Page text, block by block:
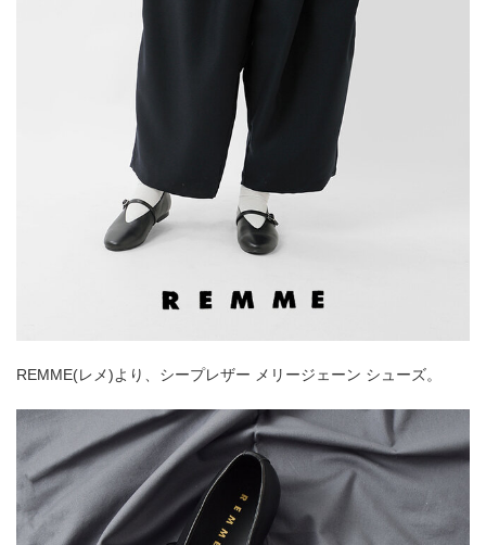
REMME(レメ)より、シープレザー メリージェーン シューズ。